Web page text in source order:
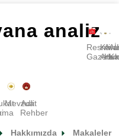
analiz
Mevzuat
Adli
Rehber
Resmi
Gazete
Hakkımızda Makaleler